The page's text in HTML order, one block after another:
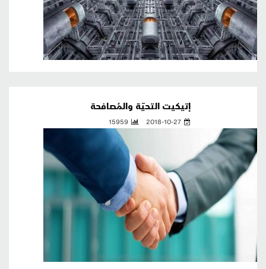
إتيكيت التحيّة والمُصافحة
2018-10-27
15959